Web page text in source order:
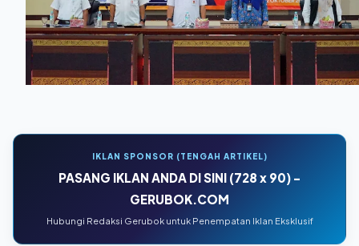
IKLAN SPONSOR (TENGAH ARTIKEL)
PASANG IKLAN ANDA DI SINI (728 x 90) -
GERUBOK.COM
Hubungi Redaksi Gerubok untuk Penempatan Iklan Eksklusif